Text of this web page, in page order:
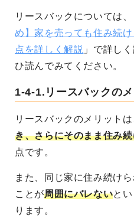
リースバックについては、
め】家を売っても住み続
点を詳しく解説 」で詳し
ひ読んでみてください。
1-4-1. リースバックの
リースバックのメリット
き、さらにそのまま住み
点です。
また、同じ家に住み続け
ことが周囲にバレないと
ります。